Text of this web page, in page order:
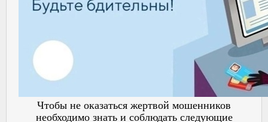
Чтобы не оказаться жертвой мошенников
необходимо знать и соблюдать следующие